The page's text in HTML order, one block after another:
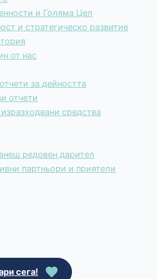
и Голяма Цел
и стратегическо развитие
от нас
за дейността
отчети
средства
редовен дарител
партньори и приятели
сега!